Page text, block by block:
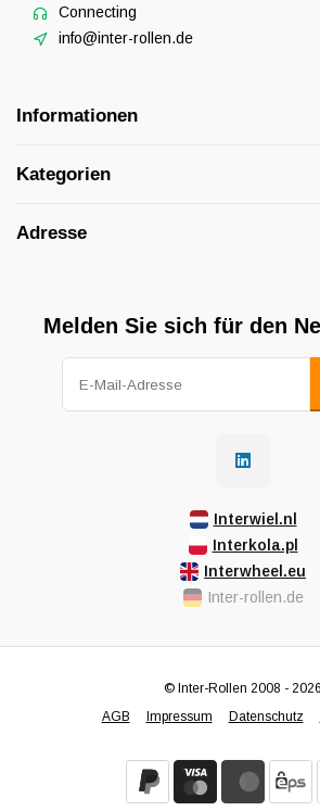
Connecting
info@inter-rollen.de
Informationen
Kategorien
Adresse
Melden Sie sich für den
Interwiel.nl
Interkola.pl
Interwheel.eu
Inter-rollen.de
AGB Impressum Datenschutz
© Inter-Rollen 2008 - 2026